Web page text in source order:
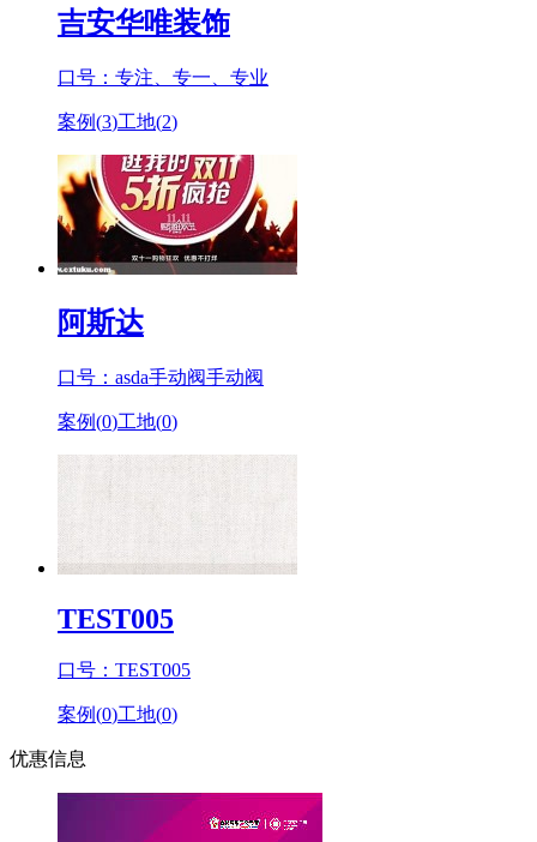
吉安华唯装饰
口号：专注、专一、专业
案例(3)工地(2)
阿斯达
口号：asda手动阀手动阀
案例(0)工地(0)
TEST005
口号：TEST005
案例(0)工地(0)
优惠信息